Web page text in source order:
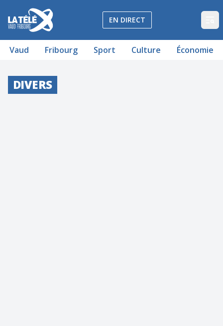
La Télé - Télévision régionale Vaud et Fribourg
EN DIRECT
Vaud Fribourg Sport Culture Économie
DIVERS